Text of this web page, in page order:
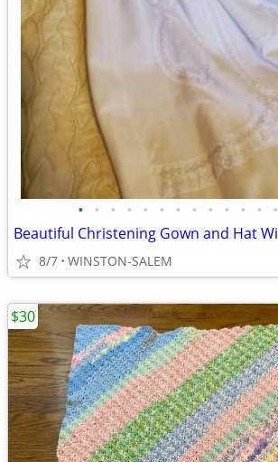
• • • • • • • • • • • • •
8/7 WINSTON-SALEM
$30